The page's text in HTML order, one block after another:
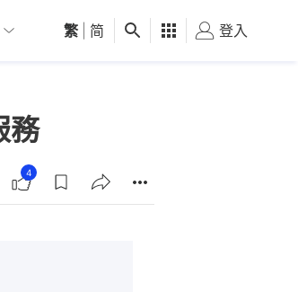
深圳 觀點 健康 好食玩飛
繁 简 登入
務
4